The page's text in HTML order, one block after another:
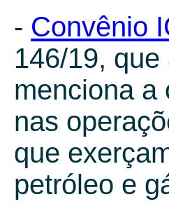
- Convênio
146/19,
menciona a
nas
que
petróleo e